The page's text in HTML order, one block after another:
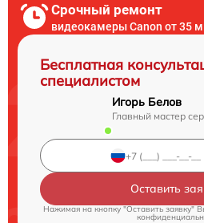
Срочный ремонт
видеокамеры Canon от 35
Бесплатная
специалистом
Игорь Белов
Главный мастер
Оставить
Нажимая на кнопку "Оставить заявку"